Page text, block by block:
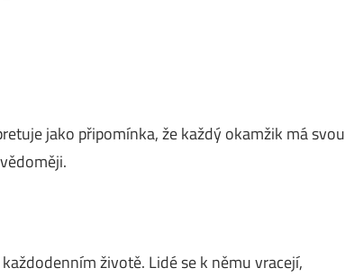
jako připomínka, že každý okamžik má svou
životě. Lidé se k němu vracejí,